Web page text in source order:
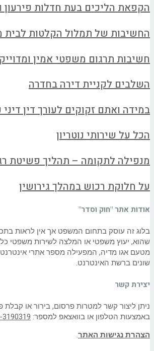
הקפאת הליכים בעת חדלות פירעון
החשיבות של תמלול הקלטות
חשיבות תרגום משפטי אמין ומדוייק
השלבים לקניית דירה בחדרה
במידה ואתם זקוקים לעורך דין דיני
הכל על שירותי נוטריון
מנפילה לתקומה – תהליך פשיטת
על חלוקת רכוש במהלך גירושין
אודות אתר "חוק וסדר"
בלוג זה עוסק בתחום המשפט אך אין לראות
שהוא, יעוץ משפטי או המלצה לשירות משפטי
מטעם אגו מדיה, המפעילה מספר אתרי אינטרנט
שונים ברשת האינטרנט.
יצירת קשר
ניתן ליצור קשר למטרות פרסום, בירור או
באמצעות הטלפון או בוואצאפ למספר: 3190319
הצהרת נגישות האתר.